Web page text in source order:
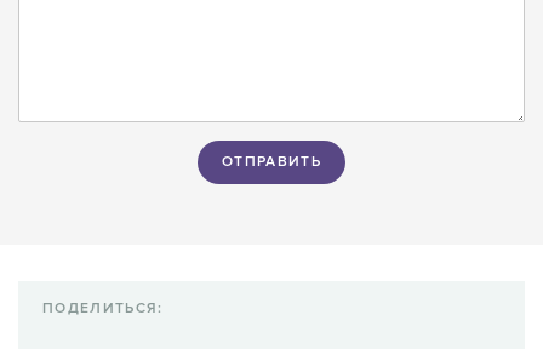
ПОДЕЛИТЬСЯ: